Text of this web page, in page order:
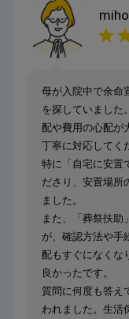
miho
母が入院中で余命
を探していました
配や費用の心配が
丁寧に対応してく
特に「自宅に安置
ださり、安置場所
ました。
また、「葬祭扶助
が、確認方法や手
配もすぐになくな
良かったです。
質問に何度も答え
われました。生活